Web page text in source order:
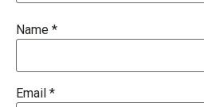
Name *
Email *